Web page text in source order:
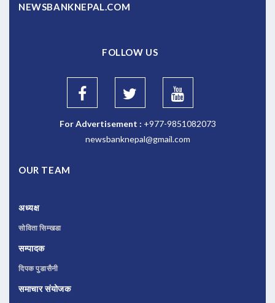
NEWSBANKNEPAL.COM
FOLLOW US
For Advertisement : +977-9851082073
newsbanknepal@gmail.com
OUR TEAM
अध्यक्ष
सोविता सिम्खडा
सम्पादक
दिपक पुडासैनी
समाचार संयोजक